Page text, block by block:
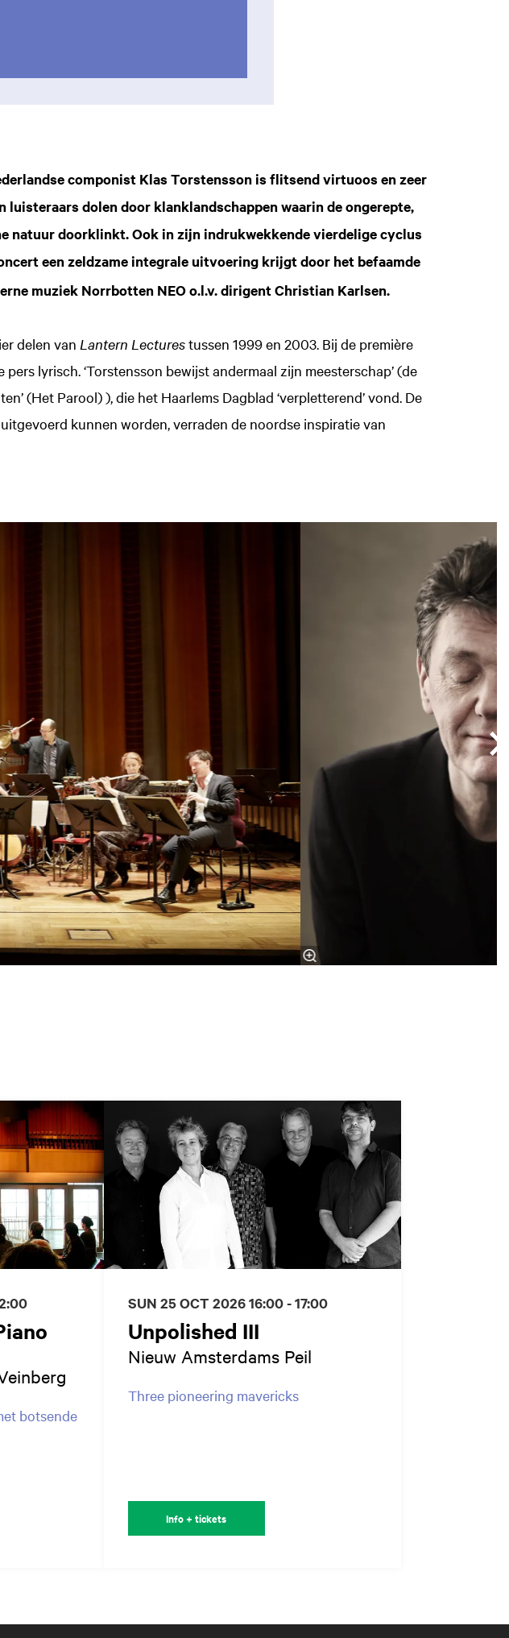
componist Klas Torstensson is flitsend virtuoos en zeer
dolen door klanklandschappen waarin de ongerepte,
natuur doorklinkt. Ook in zijn indrukwekkende vierdelige cyclus
een zeldzame integrale uitvoering krijgt door het befaamde
muziek Norrbotten NEO o.l.v. dirigent Christian Karlsen.
delen van Lantern Lecturestussen 1999 en 2003. Bij de première
lyrisch. ‘Torstensson bewijst andermaal zijn meesterschap’ (de
(Het Parool) ), die het Haarlems Dagblad ‘verpletterend’ vond. De
kunnen worden, verraden de noordse inspiratie van
botsende
Unpolished III
Nieuw Amsterdams Peil
Three pioneering mavericks
SUN 25 OCT 202616:00 - 17:00
Info + tickets